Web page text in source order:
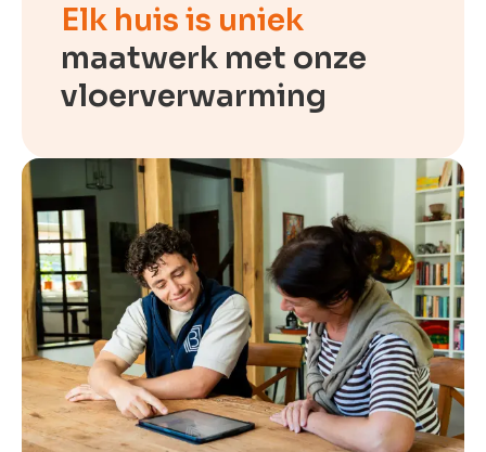
Elk huis is uniek
maatwerk met onze
vloerverwarming